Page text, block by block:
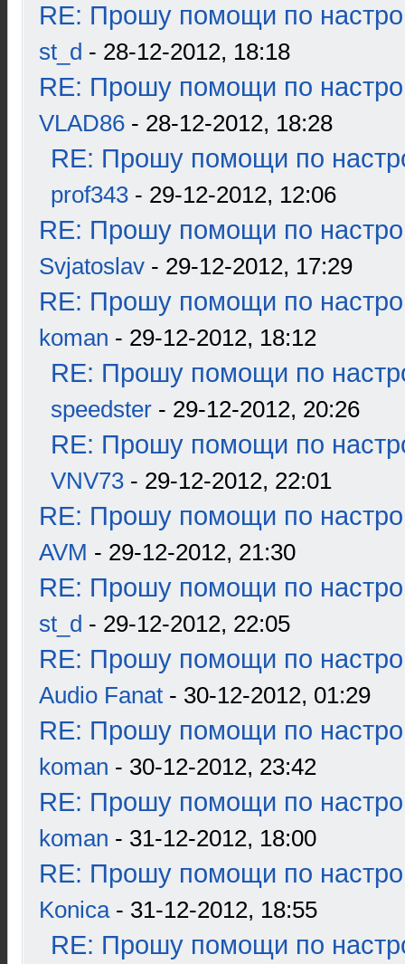
RE: Прошу помощи по
st_d - 28-12-2012, 18:18
RE: Прошу помощи по
VLAD86 - 28-12-2012, 18:28
RE: Прошу помощи по
prof343 - 29-12-2012, 12:06
RE: Прошу помощи по
Svjatoslav - 29-12-2012, 17:29
RE: Прошу помощи по
koman - 29-12-2012, 18:12
RE: Прошу помощи по
speedster - 29-12-2012, 20:26
RE: Прошу помощи по
VNV73 - 29-12-2012, 22:01
RE: Прошу помощи по
AVM - 29-12-2012, 21:30
RE: Прошу помощи по
st_d - 29-12-2012, 22:05
RE: Прошу помощи по
Audio Fanat - 30-12-2012, 01:29
RE: Прошу помощи по
koman - 30-12-2012, 23:42
RE: Прошу помощи по
koman - 31-12-2012, 18:00
RE: Прошу помощи по
Konica- 31-12-2012, 18:55
RE: Прошу помощи по